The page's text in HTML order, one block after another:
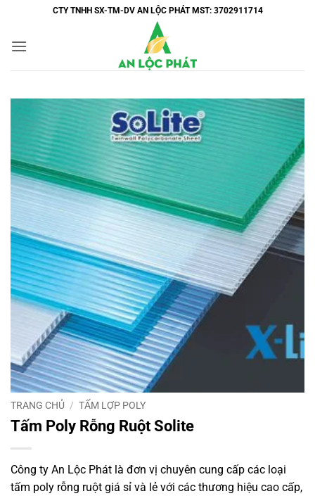
nội
CTY TNHH SX-TM-DV AN LỘC PHÁT MST: 3702911714
TRANG CHỦ / TẤM LỢP POLY
Tấm Poly Rỗng Ruột Solite
Công ty An Lộc Phát là đơn vị chuyên cung cấp các loại
tấm poly rỗng ruột giá sỉ và lẻ với các thương hiệu cao cấp,